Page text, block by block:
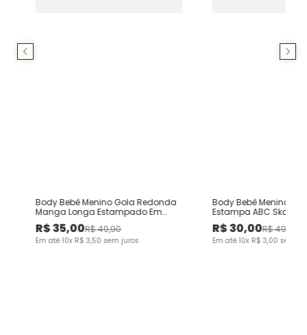
Body Bebê Menino Gola Redonda
Manga Longa Estampado Em
Algodão Malwee Kids
R$35,00R$49,90
Em até10xR$ 3,50 sem juros
Body Bebê Menino
Estampa ABC Skate
Malwee Kids
R$30,00R$49
Em até10x R$ 3,00 sem